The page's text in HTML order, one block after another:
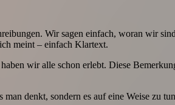
Wir sagen einfach, woran wir
meint – einfach Klartext.
wir alle schon erlebt. Diese
denkt, sondern es auf eine Weise zu